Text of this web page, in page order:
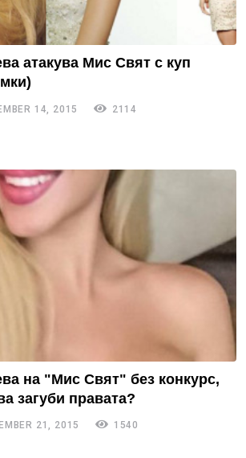
атакува Мис Свят с куп
14, 2015
2114
на "Мис Свят" без конкурс,
загуби правата?
21, 2015
1540